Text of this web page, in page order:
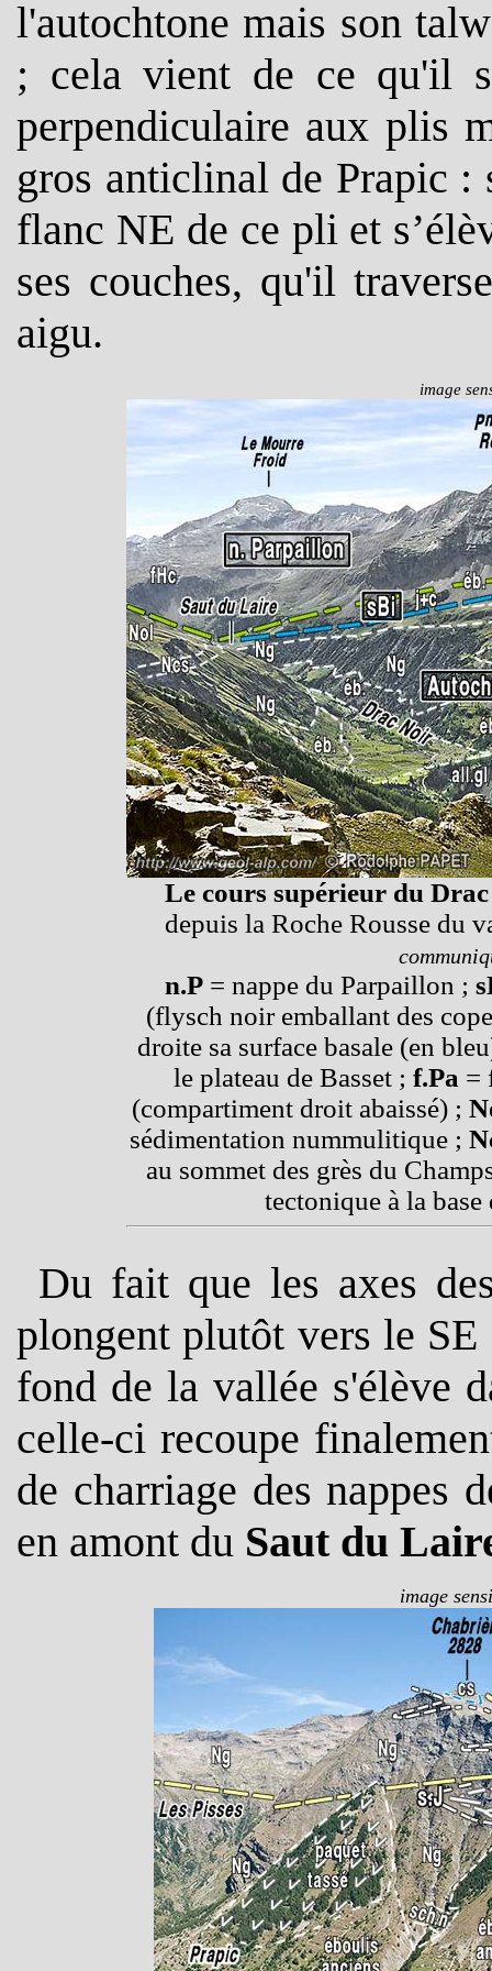
l'autochtone mais son
; cela vient de ce qu'il
perpendiculaire aux plis
gros anticlinal de Prapic
flanc NE de ce pli et
ses couches, qu'il
aigu.
image
Le cours supérieur du
depuis la Roche Rousse du
n.P = nappe du Parpaillon ;
(flysch noir emballant des
droite sa surface basale (en
le plateau de Basset ; f.Pa =
(compartiment droit abaissé) ;
sédimentation nummulitique ;
au sommet des grès du
tectonique à la
Du fait que les axes
plongent plutôt vers le SE
fond de la vallée s'élève
celle-ci recoupe
de charriage des nappes
en amont du Saut du
image